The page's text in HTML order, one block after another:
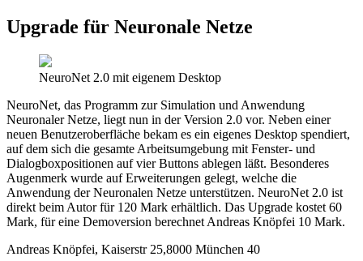
Upgrade für Neuronale Netze
NeuroNet 2.0 mit eigenem Desktop
NeuroNet, das Programm zur Simulation und Anwendung
Neuronaler Netze, liegt nun in der Version 2.0 vor. Neben einer
neuen Benutzeroberfläche bekam es ein eigenes Desktop spendiert,
auf dem sich die gesamte Arbeitsumgebung mit Fenster- und
Dialogboxpositionen auf vier Buttons ablegen läßt. Besonderes
Augenmerk wurde auf Erweiterungen gelegt, welche die
Anwendung der Neuronalen Netze unterstützen. NeuroNet 2.0 ist
direkt beim Autor für 120 Mark erhältlich. Das Upgrade kostet 60
Mark, für eine Demoversion berechnet Andreas Knöpfei 10 Mark.
Andreas Knöpfei, Kaiserstr 25,8000 München 40